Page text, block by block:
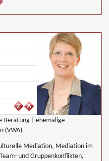
Beratung | ehemalige
(VWA)
Mediation, Mediation im
und Gruppenkonflikten,